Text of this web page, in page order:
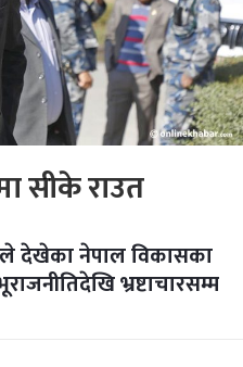
सीके राउत
देखेका नेपाल विकासका
भ्रष्टाचारसम्म